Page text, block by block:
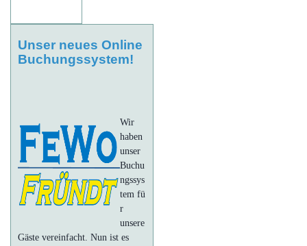
Unser neues Online
Buchungssystem!
Wir
haben
unser
Buchu
ngssys
tem fü
r
unsere
Gäste vereinfacht. Nun ist es